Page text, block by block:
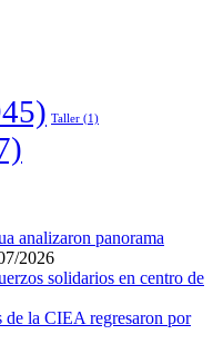
Taller (1)
analizaron panorama
2026
solidarios en centro de
de la CIEA regresaron por